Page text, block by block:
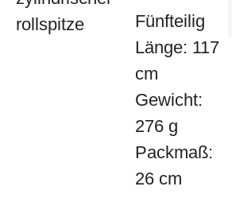
Fünfteilig
Länge: 117
cm
Gewicht:
276 g
Packmaß:
26 cm